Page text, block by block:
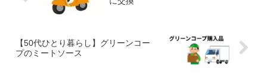
【50代ひとり暮らし】グリーンコー
プのミートソース